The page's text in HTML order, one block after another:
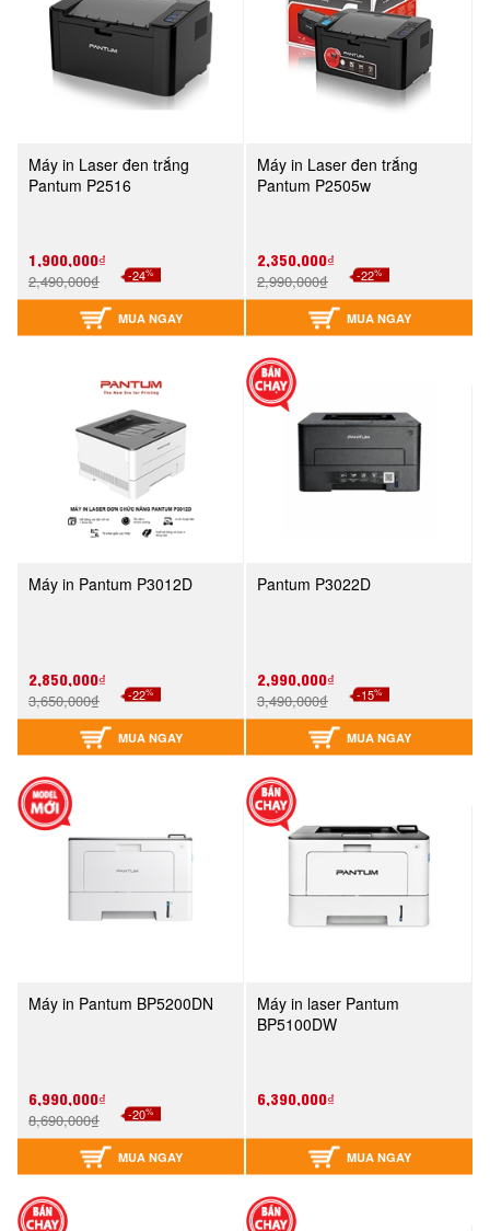
Máy in Laser đen trắng
Pantum P2516
1,900,000₫
2,490,000₫ -24%
MUA NGAY
Máy in Laser đen trắng
Pantum P2505w
2,350,000₫
2,990,000₫ -22%
MUA NGAY
Máy in Pantum P3012D
2,850,000₫
3,650,000₫ -22%
MUA NGAY
Pantum P3022D
2,990,000₫
3,490,000₫ -15%
MUA NGAY
Máy in Pantum BP5200DN
6,990,000₫
8,690,000₫ -20%
MUA NGAY
Máy in laser Pantum
BP5100DW
6,390,000₫
MUA NGAY